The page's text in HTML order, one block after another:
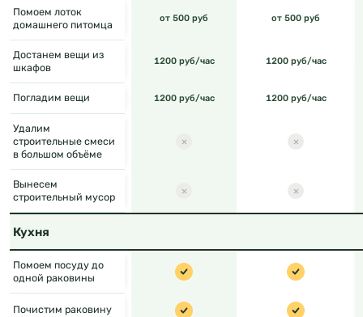
Помоем лоток
домашнего питомца
от 500 руб от 500 руб
Достанем вещи из
шкафов
1200 руб/час 1200 руб/час
Погладим вещи 1200 руб/час 1200 руб/час
Удалим
строительные смеси
в большом объёме
Вынесем
строительный мусор
Кухня
Помоем посуду до
одной раковины
Почистим раковину